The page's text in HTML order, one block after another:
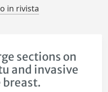
in rivista
sections on
and invasive
breast.